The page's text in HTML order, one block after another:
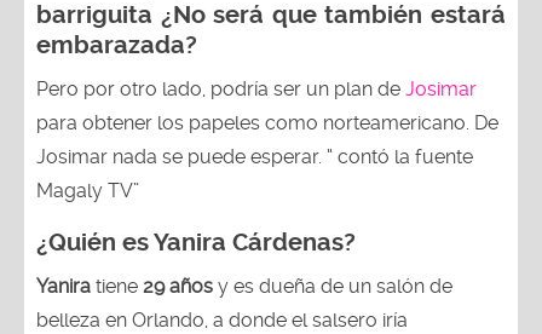
barriguita ¿No será que también estará
embarazada?
Pero por otro lado, podría ser un plan de Josimar
para obtener los papeles como norteamericano. De
Josimar nada se puede esperar. “ contó la fuente
Magaly TV”
¿Quién es Yanira Cárdenas?
Yanira tiene 29 años y es dueña de un salón de
belleza en Orlando, a donde el salsero iría